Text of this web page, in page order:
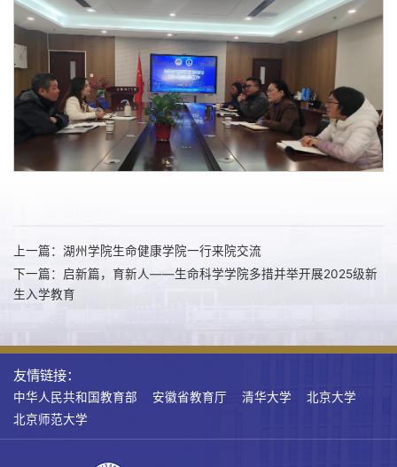
上一篇：湖州学院生命健康学院一行来院交流
下一篇：启新篇，育新人——生命科学学院多措并举开展2025级新
生入学教育
友情链接：
中华人民共和国教育部 安徽省教育厅 清华大学
北京大学
北京师范大学